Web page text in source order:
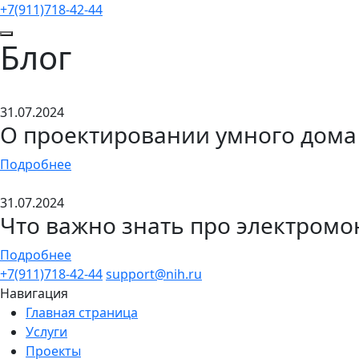
+7(911)718-42-44
Блог
31.07.2024
О проектировании умного дома
Подробнее
31.07.2024
Что важно знать про
Подробнее
+7(911)718-42-44support@nih.ru
Навигация
Главная страница
Услуги
Проекты